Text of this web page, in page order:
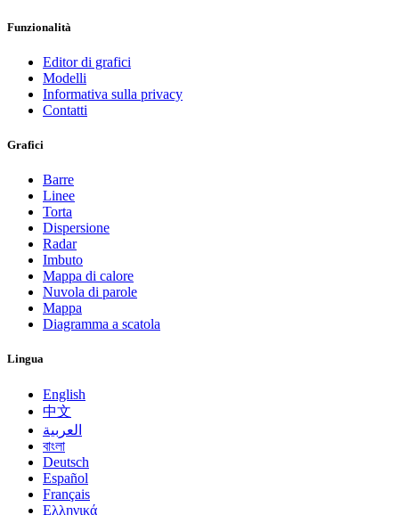
Funzionalità
Editor di grafici
Modelli
Informativa sulla privacy
Contatti
Grafici
Barre
Linee
Torta
Dispersione
Radar
Imbuto
Mappa di calore
Nuvola di parole
Mappa
Diagramma a scatola
Lingua
English
中文
العربية
বাংলা
Deutsch
Español
Français
Ελληνικά